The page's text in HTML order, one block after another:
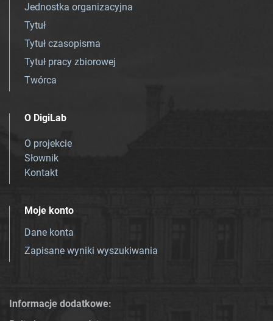
Jednostka organizacyjna
Tytuł
Tytuł czasopisma
Tytuł pracy zbiorowej
Twórca
O DigiLab
O projekcie
Słownik
Kontakt
Moje konto
Dane konta
Zapisane wyniki wyszukiwania
Informacje dodatkowe: